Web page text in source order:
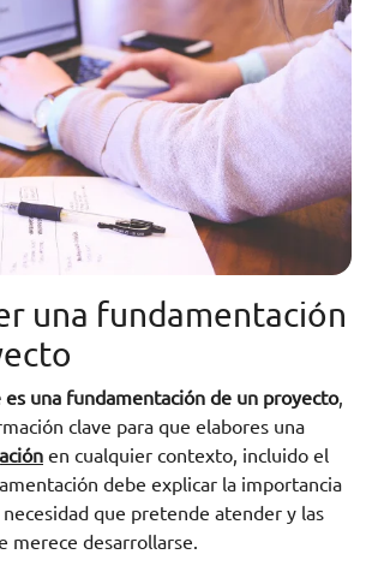
una fundamentación
es una fundamentación de un proyecto,
clave para que elabores una
en cualquier contexto, incluido el
debe explicar la importancia
que pretende atender y las
merece desarrollarse.